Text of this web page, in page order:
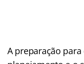
A preparação para